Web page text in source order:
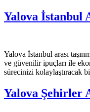
Yalova İstanbul
Yalova İstanbul arası
ve güvenilir ipuçları ile
sürecinizi kolaylaştıracak
Yalova Şehirler